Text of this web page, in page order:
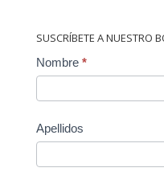
SUSCRÍBETE A NUESTRO
Contact
Nombre *
Apellidos